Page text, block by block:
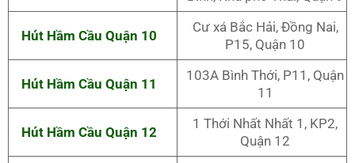
Hút Hầm Cầu Quận 10
Cư xá Bắc Hải, Đồng Nai,
P15, Quận 10
Hút Hầm Cầu Quận 11
103A Bình Thới, P11, Quận
11
Hút Hầm Cầu Quận 12
1 Thới Nhất Nhất 1, KP2,
Quận 12